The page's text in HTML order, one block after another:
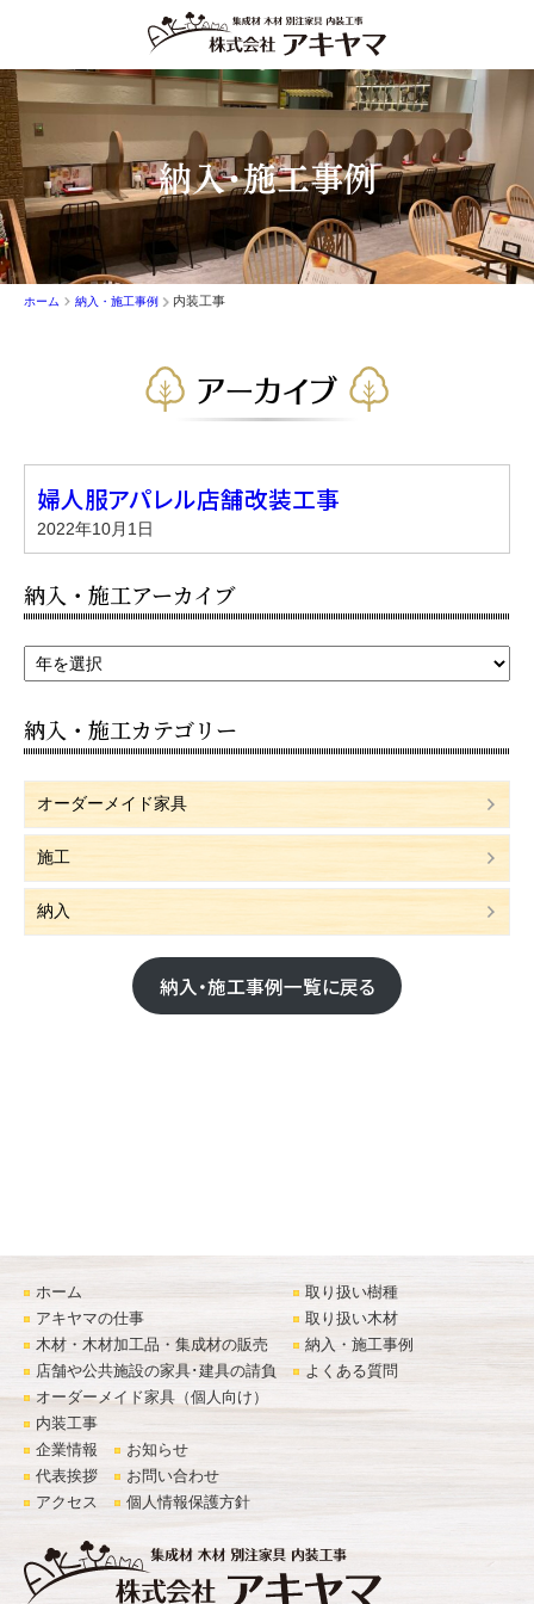
納入・施工事例
ホーム 納入・施工事例 内装工事
アーカイブ
婦人服アパレル店舗改装工事
2022年10月1日
納入・施工アーカイブ
納入・施工カテゴリー
オーダーメイド家具
施工
納入
納入・施工事例一覧に戻る
ホーム
アキヤマの仕事
木材・木材加工品・集成材の販売
店舗や公共施設の家具･建具の請負
オーダーメイド家具（個人向け）
内装工事
取り扱い樹種
取り扱い木材
納入・施工事例
よくある質問
企業情報
代表挨拶
アクセス
お知らせ
お問い合わせ
個人情報保護方針